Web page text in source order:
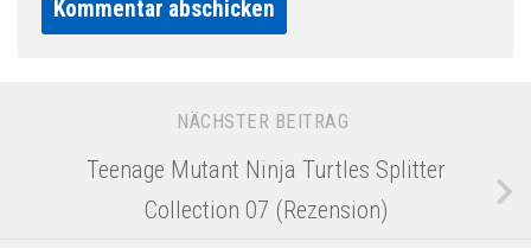
NÄCHSTER BEITRAG
Teenage Mutant Ninja Turtles Splitter
Collection 07 (Rezension)